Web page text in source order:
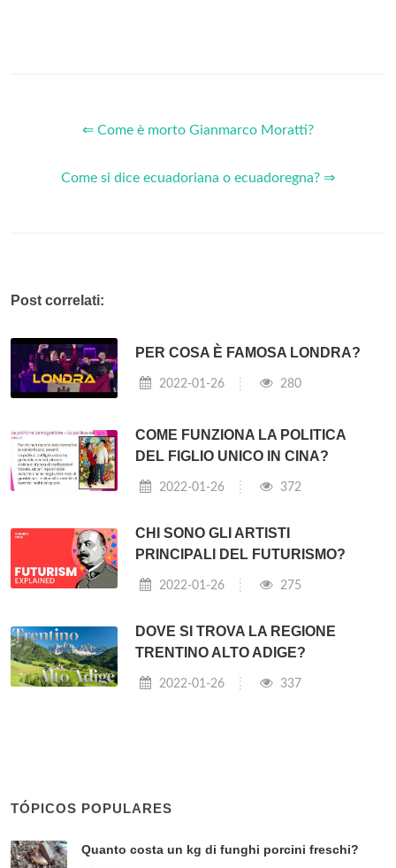
⇐ Come è morto Gianmarco Moratti?
Come si dice ecuadoriana o ecuadoregna? ⇒
Post correlati:
PER COSA È FAMOSA LONDRA?
2022-01-26 280
COME FUNZIONA LA POLITICA
DEL FIGLIO UNICO IN CINA?
2022-01-26 372
CHI SONO GLI ARTISTI
PRINCIPALI DEL FUTURISMO?
2022-01-26 275
DOVE SI TROVA LA REGIONE
TRENTINO ALTO ADIGE?
2022-01-26 337
TÓPICOS POPULARES
Quanto costa un kg di funghi porcini freschi?